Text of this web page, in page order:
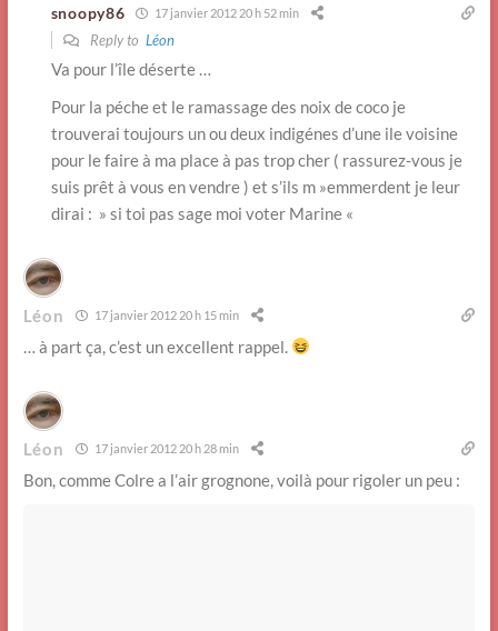
snoopy86 17 janvier 2012 20 h 52 min
Reply to Léon
Va pour l’île déserte …
Pour la péche et le ramassage des noix de coco je
trouverai toujours un ou deux indigénes d’une ile voisine
pour le faire à ma place à pas trop cher ( rassurez-vous je
suis prêt à vous en vendre ) et s’ils m »emmerdent je leur
dirai : » si toi pas sage moi voter Marine «
Léon 17 janvier 2012 20 h 15 min
… à part ça, c’est un excellent rappel.
Léon 17 janvier 2012 20 h 28 min
Bon, comme Colre a l’air grognone, voilà pour rigoler un peu :